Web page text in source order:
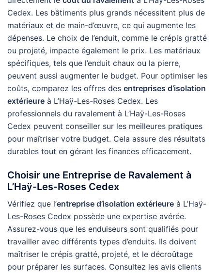
Cedex. Les bâtiments plus grands nécessitent plus de
matériaux et de main-d’œuvre, ce qui augmente les
dépenses. Le choix de l’enduit, comme le crépis gratté
ou projeté, impacte également le prix. Les matériaux
spécifiques, tels que l’enduit chaux ou la pierre,
peuvent aussi augmenter le budget. Pour optimiser les
coûts, comparez les offres des entreprises d’isolation
extérieure à L’Haÿ-Les-Roses Cedex. Les
professionnels du ravalement à L’Haÿ-Les-Roses
Cedex peuvent conseiller sur les meilleures pratiques
pour maîtriser votre budget. Cela assure des résultats
durables tout en gérant les finances efficacement.
Choisir une Entreprise de Ravalement à
L’Haÿ-Les-Roses Cedex
Vérifiez que l’entreprise d’isolation extérieure à L’Haÿ-
Les-Roses Cedex possède une expertise avérée.
Assurez-vous que les enduiseurs sont qualifiés pour
travailler avec différents types d’enduits. Ils doivent
maîtriser le crépis gratté, projeté, et le décroûtage
pour préparer les surfaces. Consultez les avis clients